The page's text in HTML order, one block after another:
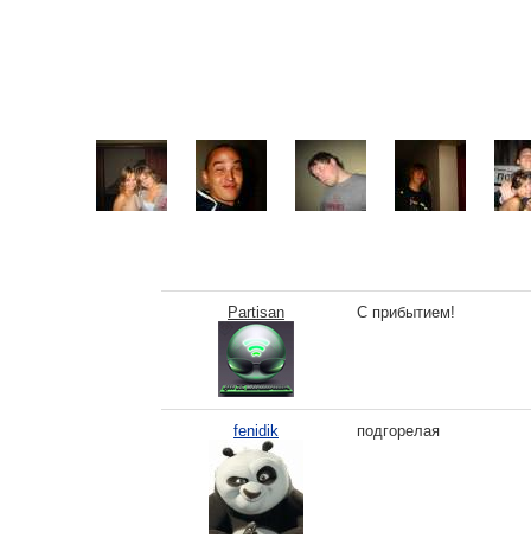
Partisan С прибытием!
fenidik подгорелая